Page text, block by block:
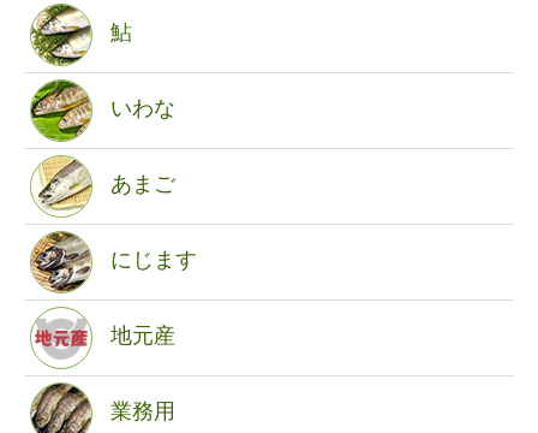
鮎
いわな
あまご
にじます
地元産
業務用